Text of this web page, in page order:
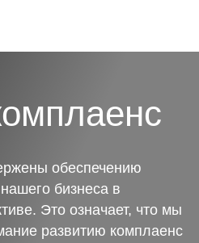
обеспечению
бизнеса в
Это означает, что мы
развитию комплаенс